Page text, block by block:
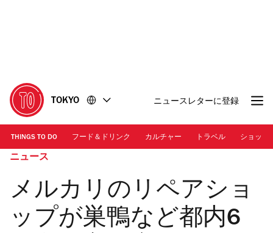
に
移
動
移
動
TOKYO ニュースレターに登録
THINGS TO DO フード＆ドリンク カルチャー トラベル ショッピ
ニュース
メルカリのリペアショ
ップが巣鴨など都内6